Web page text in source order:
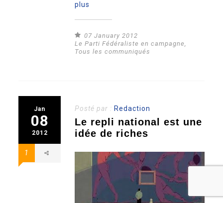
plus
07 January 2012
Le Parti Fédéraliste en campagne,
Tous les communiqués
Jan
08
2012
1
Posté par : Redaction
Le repli national est une
idée de riches